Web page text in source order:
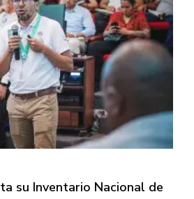
su Inventario Nacional de